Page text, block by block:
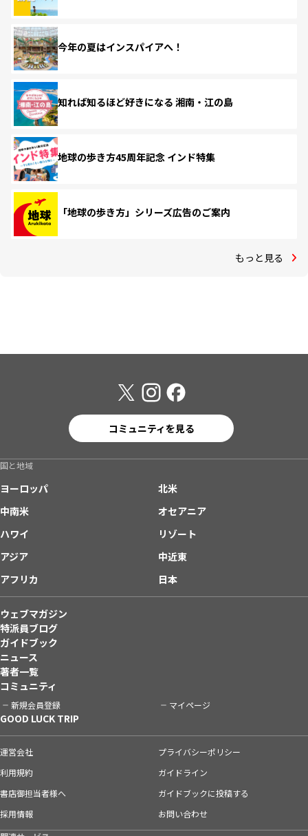
今年の夏はインスパイアへ！
知れば知るほど好きになる 湘南・江の島
地球の歩き方45周年記念 インド特集
「地球の歩き方」シリーズ広告のご案内
もっと見る
コミュニティを見る
国と地域
ヨーロッパ
北米
中南米
オセアニア
ハワイ
リゾート
アジア
中近東
アフリカ
日本
ウェブマガジン
特派員ブログ
ガイドブック
ニュース
著者一覧
コミュニティ
新規会員登録 マイページ
GOOD LUCK TRIP
運営会社
プライバシーポリシー
利用規約
ガイドライン
書店御担当者様へ
ガイドブックに投稿する
採用情報
お問い合わせ